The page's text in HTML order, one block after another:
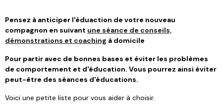
Pensez à anticiper l'éduaction de votre nouveau
compagnon en suivant une séance de conseils,
démonstrations et coaching à domicile
Pour partir avec de bonnes bases et éviter les problèmes
de comportement et d'éducation. Vous pourrez ainsi éviter
peut-être des séances d'éducations.
Voici une petite liste pour vous aider à choisir.